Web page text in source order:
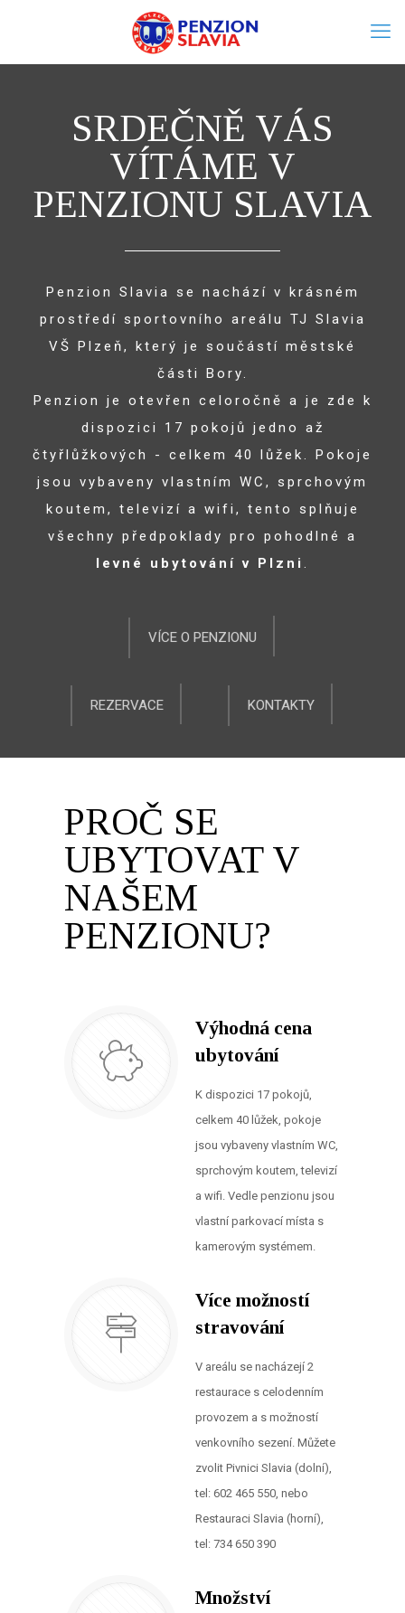
SRDEČNĚ VÁS
VÍTÁME V
PENZIONU SLAVIA
Penzion Slavia se nachází v krásném
prostředí sportovního areálu TJ Slavia
VŠ Plzeň, který je součástí městské
části Bory.
Penzion je otevřen celoročně a je zde k
dispozici 17 pokojů jedno až
čtyřlůžkových - celkem 40 lůžek. Pokoje
jsou vybaveny vlastním WC, sprchovým
koutem, televizí a wifi, tento splňuje
všechny předpoklady pro pohodlné a
levné ubytování v Plzni .
VÍCE O PENZIONU
REZERVACE KONTAKTY
PROČ SE
UBYTOVAT V
NAŠEM
PENZIONU?
Výhodná cena
ubytování
K dispozici 17 pokojů,
celkem 40 lůžek, pokoje
jsou vybaveny vlastním WC,
sprchovým koutem, televizí
a wifi. Vedle penzionu jsou
vlastní parkovací místa s
kamerovým systémem.
Více možností
stravování
V areálu se nacházejí 2
restaurace s celodenním
provozem a s možností
venkovního sezení. Můžete
zvolit Pivnici Slavia (dolní),
tel: 602 465 550, nebo
Restauraci Slavia (horní),
tel: 734 650 390
Množství